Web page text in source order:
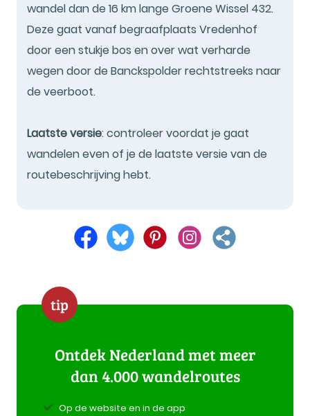
wandel dan de 16 km lange Groene Wissel 432.
Deze gaat vanaf begraafplaats Vredenhof
door een stukje bos en over wat verharde
wegen door de Banckspolder rechtstreeks naar
de veerboot.
Laatste versie: controleer voordat je gaat
wandelen even of je de laatste versie van de
routebeschrijving hebt.
tip
Ontdek Nederland met meer
dan 4.000 wandelroutes
Op de website en in de app